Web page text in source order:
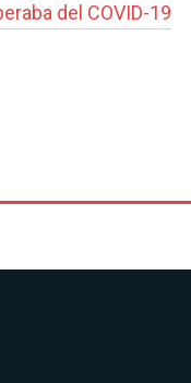
del COVID-19